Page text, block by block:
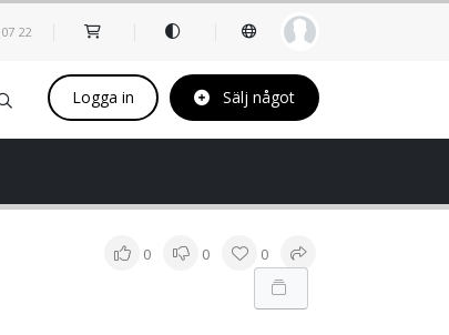
07 22
Logga in Sälj något
0 0 0